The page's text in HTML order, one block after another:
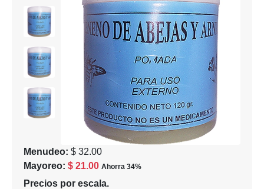
Menudeo: $ 32.00
Mayoreo: $ 21.00 Ahorra 34%
Precios por escala.